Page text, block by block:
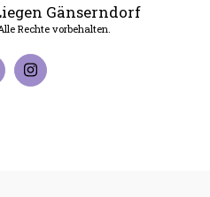
Gänserndorf
Rechte vorbehalten.